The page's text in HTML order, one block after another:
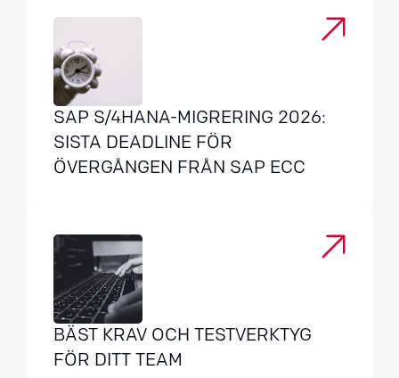
SAP S/4HANA-MIGRERING 2026:
SISTA DEADLINE FÖR
ÖVERGÅNGEN FRÅN SAP ECC
BÄST KRAV OCH TESTVERKTYG
FÖR DITT TEAM